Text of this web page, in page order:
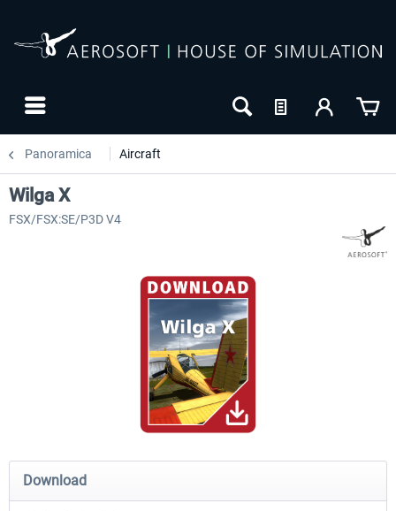
Panoramica Aircraft
Airbus Bundle iFly Jets-The 737NG for
Wilga X
FSX/FSX:SE/P3D V4
Download